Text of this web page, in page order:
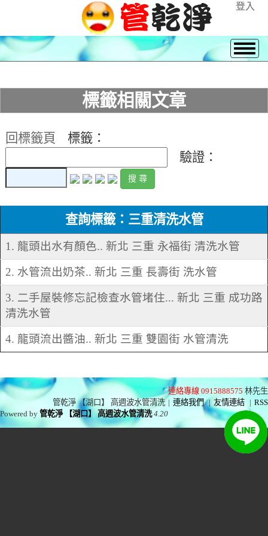
登入
標籤相關文章
回標籤頁
標籤：
驗證：
查詢標籤：三重清洗水管
1. 龍頭出水有顏色.. 新北 三重 永福街 清洗水管
2. 水管流出奶茶.. 新北 三重 長壽街 洗水管
3. 二手屋裝修忘記檢查水管堵住... 新北 三重 成功路
清洗水管
4. 龍頭流出醬油.. 新北 三重 雙園街 水管清洗
連絡專線 0915888575 林先生
管乾淨 【湖口】 高週波水管清洗 | 連絡我們 | 友情連結 | RSS
Powered by管乾淨 【湖口】 高週波水管清洗 4.20